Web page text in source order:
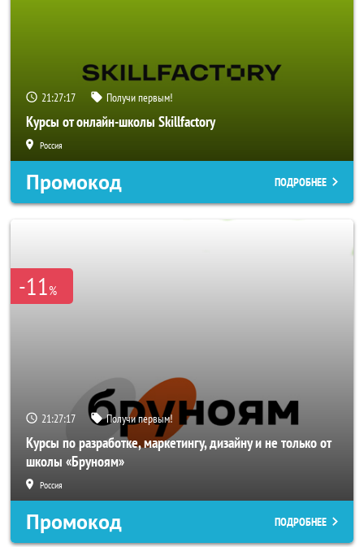
21:27:14 Получи первым!
Курсы от онлайн-школы Skillfactory
Россия
Промокод ПОДРОБНЕЕ
-11%
21:27:14 Получи первым!
Курсы по разработке, маркетингу, дизайну и не только от
школы «Бруноям»
Россия
Промокод ПОДРОБНЕЕ